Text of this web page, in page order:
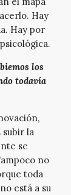
Hay
Hay por
los
todavía
la
se
no
toda
está a su